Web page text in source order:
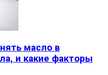
масло в
и какие факторы